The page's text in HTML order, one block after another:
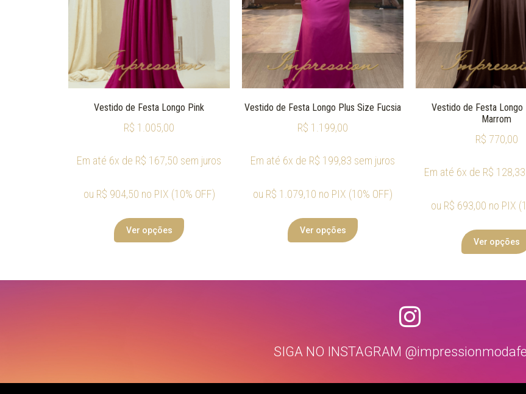
Vestido de Festa Longo Pink
R$ 1.005,00
Em até 6x de R$ 167,50 sem juros
ou R$ 904,50 no PIX (10% OFF)
Ver opções
Vestido de Festa Longo Plus Size Fucsia
R$ 1.199,00
Em até 6x de R$ 199,83 sem juros
ou R$ 1.079,10 no PIX (10% OFF)
Ver opções
Vestido de Festa Longo
Marrom
R$ 770,00
Em até 6x de R$ 128,33
ou R$ 693,00 no PIX
Ver opções
SIGA NO INSTAGRAM